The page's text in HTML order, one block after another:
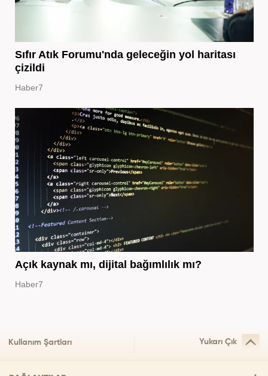
Sıfır Atık Forumu'nda geleceğin yol haritası
çizildi
Haber7
Açık kaynak mı, dijital bağımlılık mı?
Haber7
Kullanım Şartları Yukarı Çık